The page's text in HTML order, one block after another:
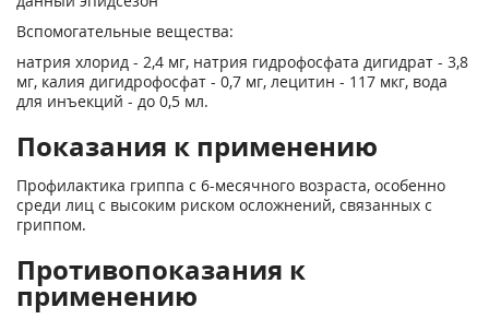
Вспомогательные вещества:
натрия хлорид - 2,4 мг, натрия гидрофосфата дигидрат - 3,8
мг, калия дигидрофосфат - 0,7 мг, лецитин - 117 мкг, вода
для инъекций - до 0,5 мл.
Показания к применению
Профилактика гриппа с 6-месячного возраста, особенно
среди лиц с высоким риском осложнений, связанных с
гриппом.
Противопоказания к
применению